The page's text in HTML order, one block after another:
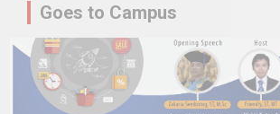
Goes to Campus